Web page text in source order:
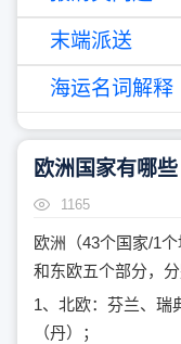
末端派送
海运名词解释
欧洲国家有哪些
1165
欧洲（43个国家/1
和东欧五个部分，分
1、北欧：芬兰、瑞
（丹）；